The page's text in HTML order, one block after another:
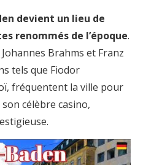
devient un lieu de
renommés de l’époque.
Brahms et Franz
tels que Fiodor
fréquentent la ville pour
célèbre casino,